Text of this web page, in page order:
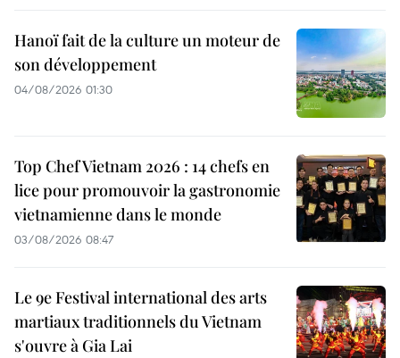
Hanoï fait de la culture un moteur de
son développement
04/08/2026 01:30
Top Chef Vietnam 2026 : 14 chefs en
lice pour promouvoir la gastronomie
vietnamienne dans le monde
03/08/2026 08:47
Le 9e Festival international des arts
martiaux traditionnels du Vietnam
s'ouvre à Gia Lai